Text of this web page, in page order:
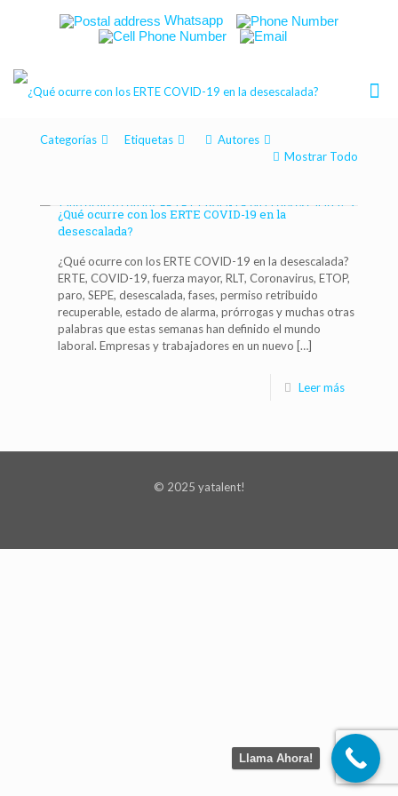
Whatsapp
Categorías Etiquetas
Autores
Mostrar Todo
¿Qué ocurre con los ERTE COVID-19 en la
desescalada?
¿Qué ocurre con los ERTE COVID-19 en la desescalada?
ERTE, COVID-19, fuerza mayor, RLT, Coronavirus, ETOP,
paro, SEPE, desescalada, fases, permiso retribuido
recuperable, estado de alarma, prórrogas y muchas otras
palabras que estas semanas han definido el mundo
laboral. Empresas y trabajadores en un nuevo […]
Leer más
© 2025 yatalent!
Llama Ahora!